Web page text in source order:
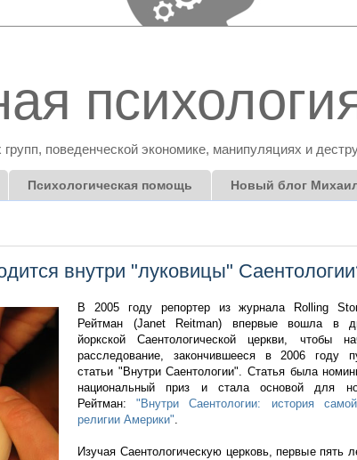
поведенческой экономике, манипуляциях и
Психологическая помощь Новый блог
внутри "луковицы"
В 2005 году репортер из журнала Rolling
Рейтман (Janet Reitman) впервые вошла в
йоркской Саентологической церкви, чтобы
расследование, закончившееся в 2006 году
статьи "Внутри Саентологии". Статья была
национальный приз и стала основой для
Рейтман:"Внутри Саентологии: история
религии Америки".
Изучая Саентологическую церковь, первые пять